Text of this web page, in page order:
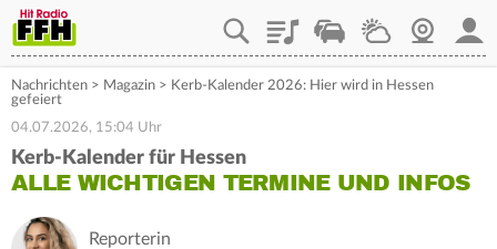
PlaylistStaupilotWetterWebcam
Nachrichten > Magazin > Kerb-Kalender 2026: Hier wird in Hessen
gefeiert
04.07.2026, 15:04 Uhr
Kerb-Kalender für Hessen
ALLE WICHTIGEN TERMINE UND INFOS
Reporterin